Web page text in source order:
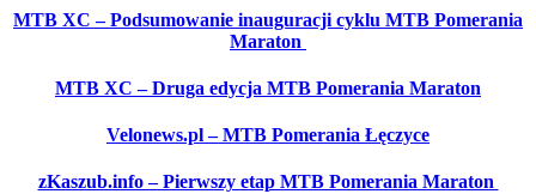
MTB XC – Podsumowanie inauguracji cyklu MTB Pomerania
Maraton
MTB XC – Druga edycja MTB Pomerania Maraton
Velonews.pl – MTB Pomerania Łęczyce
zKaszub.info – Pierwszy etap MTB Pomerania Maraton